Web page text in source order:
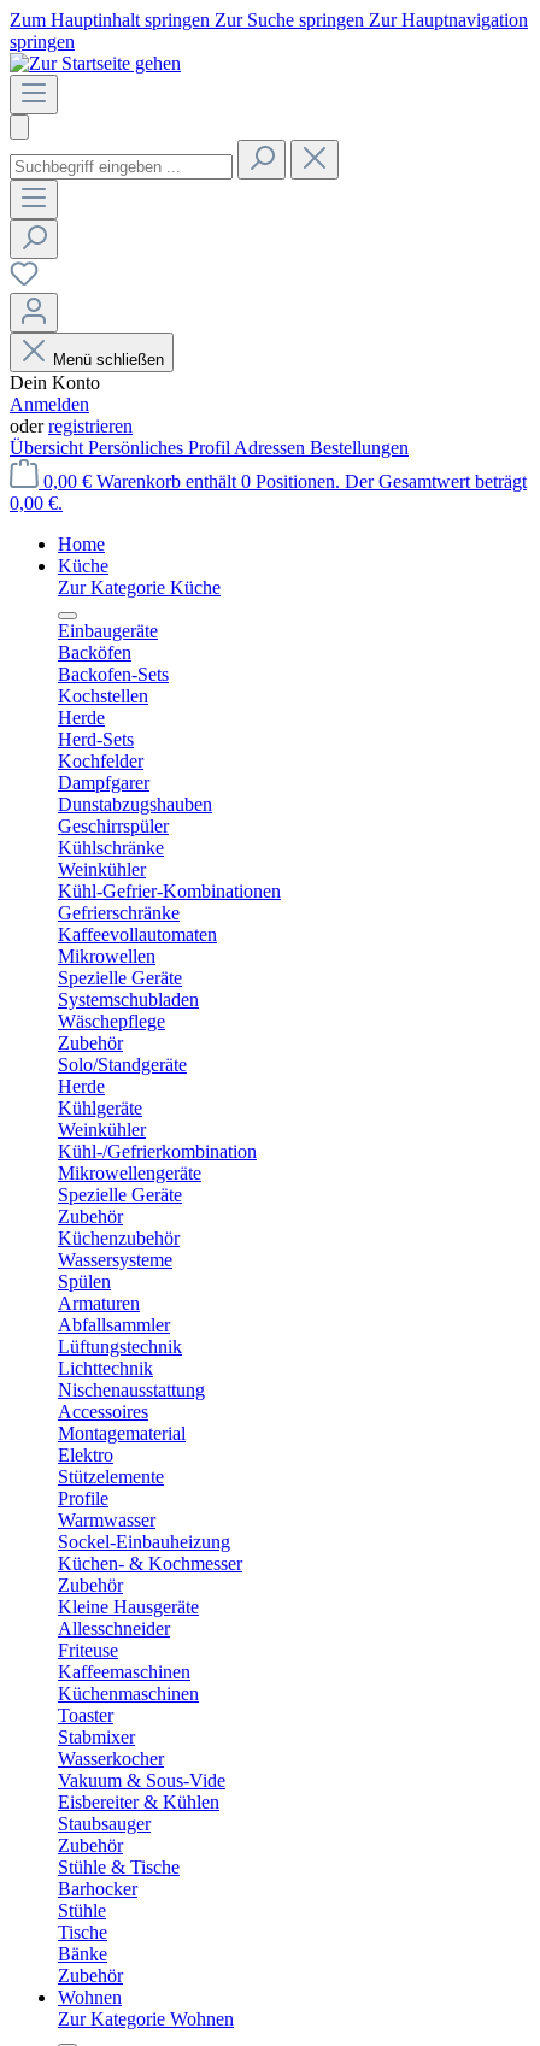
Zum Hauptinhalt springen Zur Suche springen Zur Hauptnavigation
springen
Menü schließen
Dein Konto
Anmelden
oderregistrieren
Übersicht Persönliches Profil Adressen Bestellungen
0,00 € Warenkorb enthält 0 Positionen. Der Gesamtwert beträgt
0,00 €.
Home
Küche
Zur Kategorie Küche
Einbaugeräte
Backöfen
Backofen-Sets
Kochstellen
Herde
Herd-Sets
Kochfelder
Dampfgarer
Dunstabzugshauben
Geschirrspüler
Kühlschränke
Weinkühler
Kühl-Gefrier-Kombinationen
Gefrierschränke
Kaffeevollautomaten
Mikrowellen
Spezielle Geräte
Systemschubladen
Wäschepflege
Zubehör
Solo/Standgeräte
Herde
Kühlgeräte
Weinkühler
Kühl-/Gefrierkombination
Mikrowellengeräte
Spezielle Geräte
Zubehör
Küchenzubehör
Wassersysteme
Spülen
Armaturen
Abfallsammler
Lüftungstechnik
Lichttechnik
Nischenausstattung
Accessoires
Montagematerial
Elektro
Stützelemente
Profile
Warmwasser
Sockel-Einbauheizung
Küchen- & Kochmesser
Zubehör
Kleine Hausgeräte
Allesschneider
Friteuse
Kaffeemaschinen
Küchenmaschinen
Toaster
Stabmixer
Wasserkocher
Vakuum & Sous-Vide
Eisbereiter & Kühlen
Staubsauger
Zubehör
Stühle & Tische
Barhocker
Stühle
Tische
Bänke
Zubehör
Wohnen
Zur Kategorie Wohnen